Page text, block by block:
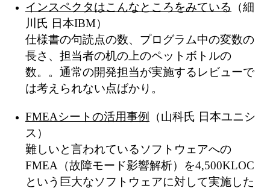
インスペクタはこんなところをみている （細
川氏 日本IBM）
仕様書の句読点の数、プログラム中の変数の
長さ、担当者の机の上のペットボトルの
数。。通常の開発担当が実施するレビューで
は考えられない点ばかり。
FMEAシートの活用事例
（山科氏 日本ユニシ
ス）
難しいと言われているソフトウェアへの
FMEA（故障モード影響解析）を4,500KLOC
という巨大なソフトウェアに対して実施した